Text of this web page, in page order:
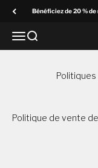
Bénéficiez de 20 %
MenuRecherchez
Politiques
Politique de vente de